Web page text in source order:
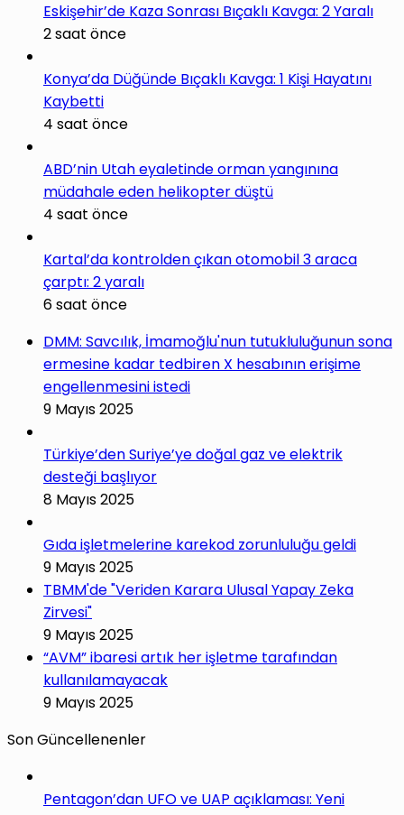
Eskişehir’de Kaza Sonrası Bıçaklı Kavga: 2 Yaralı
2 saat önce
Konya’da Düğünde Bıçaklı Kavga: 1 Kişi Hayatını
Kaybetti
4 saat önce
ABD’nin Utah eyaletinde orman yangınına
müdahale eden helikopter düştü
4 saat önce
Kartal’da kontrolden çıkan otomobil 3 araca
çarptı: 2 yaralı
6 saat önce
DMM: Savcılık, İmamoğlu'nun tutukluluğunun sona
ermesine kadar tedbiren X hesabının erişime
engellenmesini istedi
9 Mayıs 2025
Türkiye’den Suriye’ye doğal gaz ve elektrik
desteği başlıyor
8 Mayıs 2025
Gıda işletmelerine karekod zorunluluğu geldi
9 Mayıs 2025
TBMM'de "Veriden Karara Ulusal Yapay Zeka
Zirvesi"
9 Mayıs 2025
“AVM” ibaresi artık her işletme tarafından
kullanılamayacak
9 Mayıs 2025
Son Güncellenenler
Pentagon’dan UFO ve UAP açıklaması: Yeni